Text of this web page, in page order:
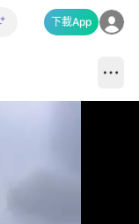
下載App